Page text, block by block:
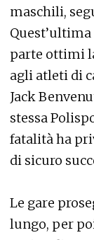
maschili,
parte ottimi
agli atleti di
Jack
stessa
fatalità ha
di sicuro
Le gare
lungo, per